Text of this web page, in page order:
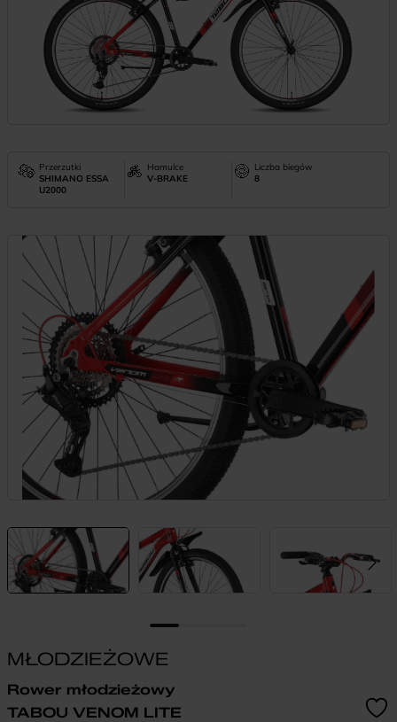
Przerzutki
SHIMANO ESSA
U2000
Hamulce
V-BRAKE
Liczba biegów
8
MŁODZIEŻOWE
Rower młodzieżowy
TABOU VENOM LITE